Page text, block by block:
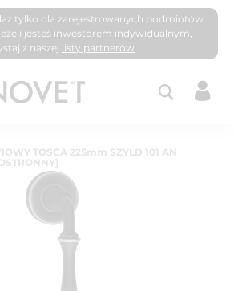
tylko dla zarejestrowanych podmiotów
jesteś inwestorem indywidualnym,
z naszej listy partnerów.
TOSCA 225mm SZYLD 101 AN